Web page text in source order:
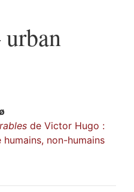
de Victor Hugo :
non-humains